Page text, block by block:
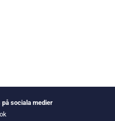
på sociala medier